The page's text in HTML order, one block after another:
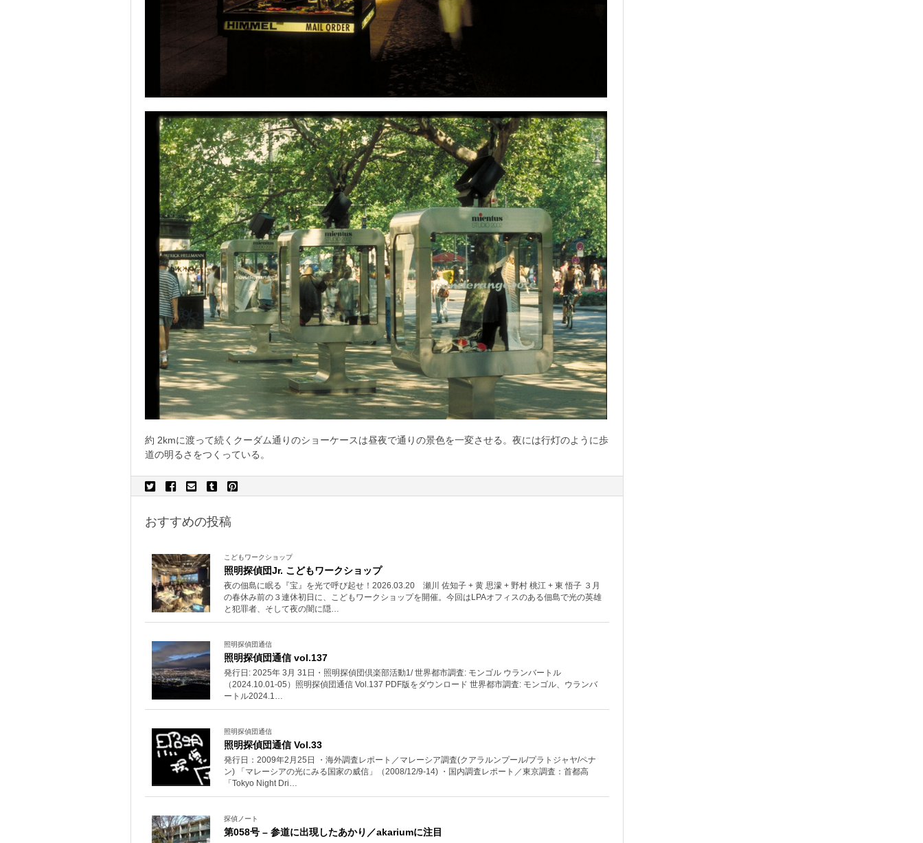
約 2kmに渡って続くクーダム通りのショーケースは昼夜で通りの景色を一変させる。夜には行灯のように歩
道の明るさをつくっている。
おすすめの投稿
こどもワークショップ
照明探偵団Jr. こどもワークショップ
夜の佃島に眠る『宝』を光で呼び起せ！2026.03.20 瀬川 佐知子 + 黄 思濛 + 野村 桃江 + 東 悟子 ３月
の春休み前の３連休初日に、こどもワークショップを開催。今回はLPAオフィスのある佃島で光の英雄
と犯罪者、そして夜の闇に隠…
照明探偵団通信
照明探偵団通信 vol.137
発行日: 2025年 3月 31日・照明探偵団倶楽部活動1/ 世界都市調査: モンゴル ウランバートル
（2024.10.01-05）照明探偵団通信 Vol.137 PDF版をダウンロード 世界都市調査: モンゴル、ウランバ
ートル2024.1…
照明探偵団通信
照明探偵団通信 Vol.33
発行日：2009年2月25日 ・海外調査レポート／マレーシア調査(クアラルンプール/プラトジャヤ/ペナ
ン) 「マレーシアの光にみる国家の威信」（2008/12/9-14) ・国内調査レポート／東京調査：首都高
「Tokyo Night Dri…
探偵ノート
第058号 – 参道に出現したあかり／akariumに注目